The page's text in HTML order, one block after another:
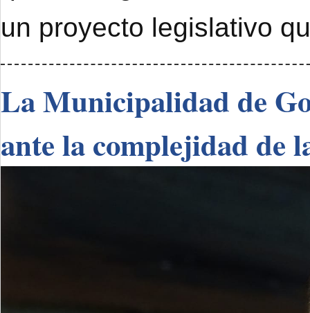
un proyecto legislativo
La Municipalidad de
ante la complejidad de